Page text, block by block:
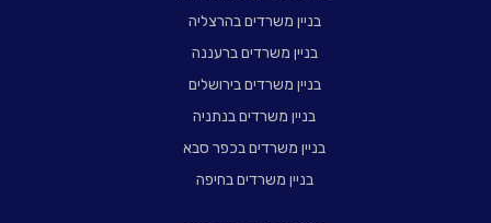
בניין משרדים בהרצליה
בניין משרדים ברעננה
בניין משרדים בירושלים
בניין משרדים בנתניה
בניין משרדים בכפר סבא
בניין משרדים בחיפה